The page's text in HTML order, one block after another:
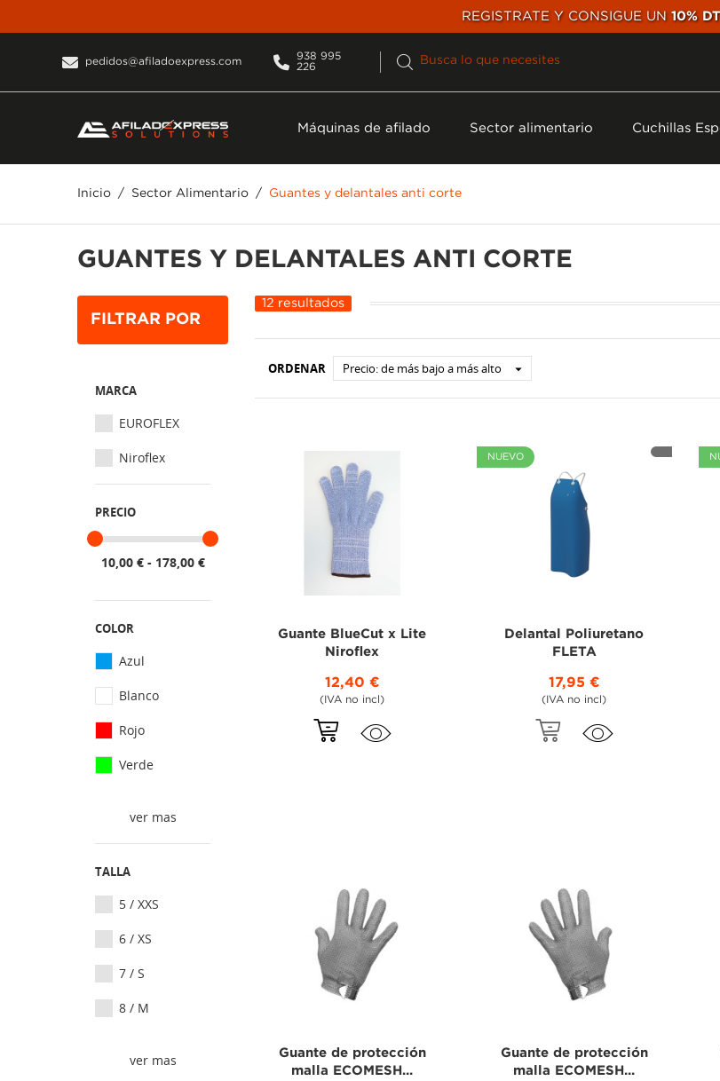
REGISTRATE Y CONSIGUE UN 10%
pedidos@afiladoexpress.com
938 995
226
Máquinas de afilado Sector alimentario Cuchillas
Inicio Sector Alimentario Guantes y delantales anti corte
GUANTES Y DELANTALES ANTI CORTE
FILTRAR POR
MARCA
EUROFLEX
Niroflex
PRECIO
10,00 € - 178,00 €
COLOR
Azul
Blanco
Rojo
Verde
ver mas
TALLA
5 / XXS
6 / XS
7 / S
8 / M
ver mas
12 resultados
ORDENAR Precio: de más bajo a más alto 
Guante BlueCut x Lite
Niroflex
12,40 €
(IVA no incl)
NUEVO
Delantal Poliuretano
FLETA
17,95 €
(IVA no incl)
Guante de protección
malla ECOMESH...
Guante de protección
malla ECOMESH...